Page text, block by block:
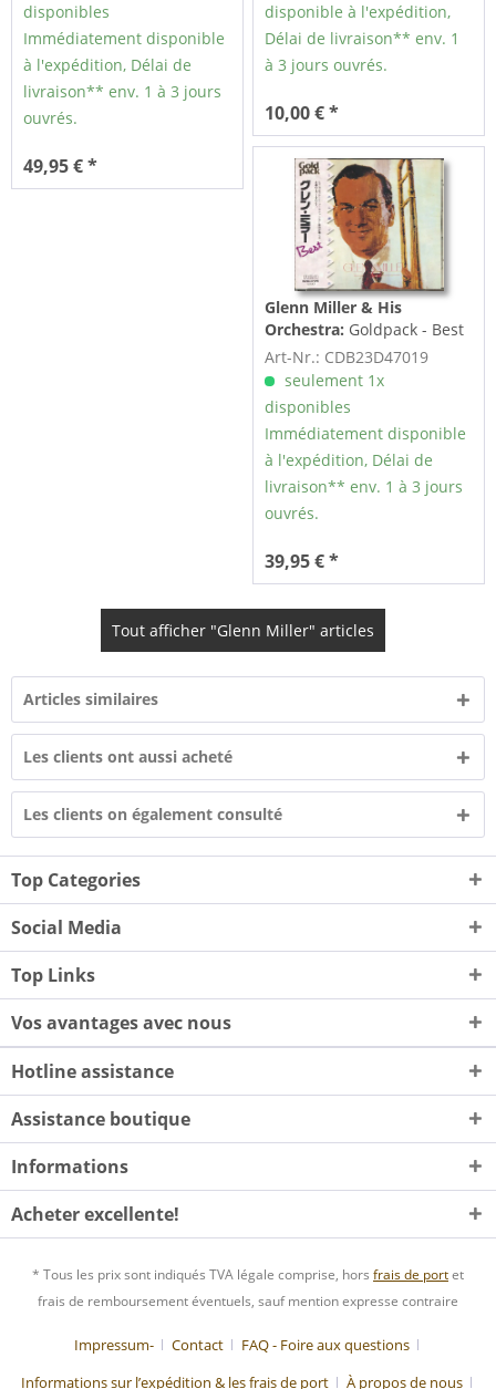
disponibles
Immédiatement disponible
à l'expédition, Délai de
livraison** env. 1 à 3 jours
ouvrés.
49,95 € *
disponible à l'expédition,
Délai de livraison** env. 1
à 3 jours ouvrés.
10,00 € *
Glenn Miller & His
Orchestra: Goldpack - Best
(CD, Japan)
Art-Nr.: CDB23D47019
seulement 1x
disponibles
Immédiatement disponible
à l'expédition, Délai de
livraison** env. 1 à 3 jours
ouvrés.
39,95 € *
Tout afficher "Glenn Miller" articles
Articles similaires
Les clients ont aussi acheté
Les clients on également consulté
Top Categories
Social Media
Top Links
Vos avantages avec nous
Hotline assistance
Assistance boutique
Informations
Acheter excellente!
* Tous les prix sont indiqués TVA légale comprise, hors frais de portet
frais de remboursement éventuels, sauf mention expresse contraire
Impressum- Contact
FAQ - Foire aux questions
Informations sur l’expédition & les frais de port
À propos de nous